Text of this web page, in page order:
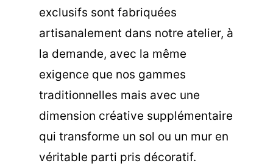
exclusifs sont fabriquées
artisanalement dans notre atelier, à
la demande, avec la même
exigence que nos gammes
traditionnelles mais avec une
dimension créative supplémentaire
qui transforme un sol ou un mur en
véritable parti pris décoratif.